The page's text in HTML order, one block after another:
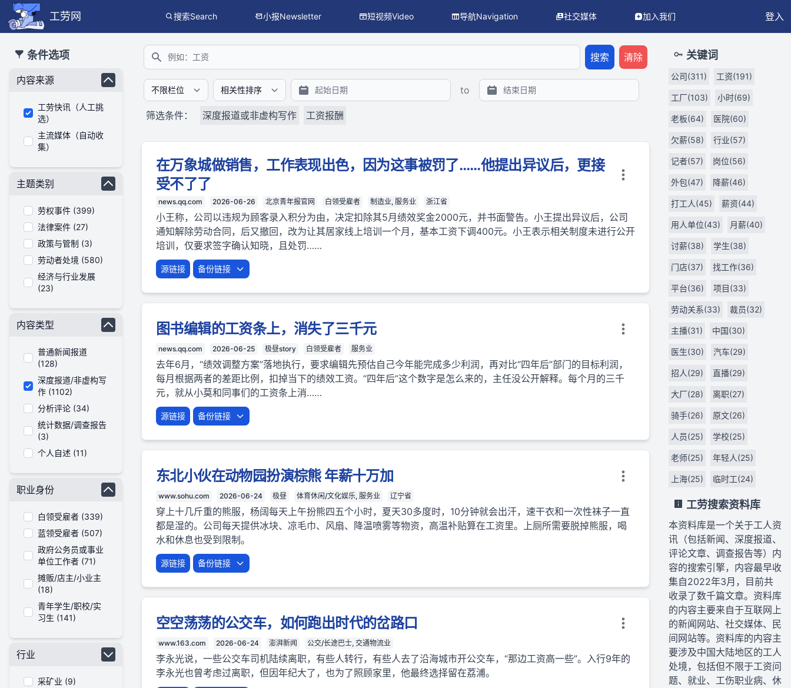
工劳网 搜索Search 小报Newsletter 短视频Video 导航Navigation 社交媒体 加入我们
登入
条件选项
内容来源
工劳快讯（人工挑
选）
主流媒体（自动收
集）
主题类别
劳权事件 (399)
法律案件 (27)
政策与管制 (3)
劳动者处境 (580)
经济与行业发展
(23)
内容类型
普通新闻报道
(128)
深度报道/非虚构写
作 (1102)
分析评论 (34)
统计数据/调查报告
(3)
个人自述 (11)
职业身份
白领受雇者 (339)
蓝领受雇者 (507)
政府公务员或事业
单位工作者 (71)
摊贩/店主/小业主
(18)
青年学生/职校/实
习生 (141)
行业
采矿业 (9)
搜索
搜索 清除
to
筛选条件： 深度报道或非虚构写作 工资报酬
在万象城做销售，工作表现出色，因为这事被罚了……他提出异议后，更接
受不了了
news.qq.com 2026-06-26 北京青年报官网 白领受雇者 制造业, 服务业 浙江省
小王称，公司以违规为顾客录入积分为由，决定扣除其5月绩效奖金2000元，并书面警告。小王提出异议后，公司
通知解除劳动合同，后又撤回，改为让其居家线上培训一个月，基本工资下调400元。小王表示相关制度未进行公开
培训，仅要求签字确认知晓，且处罚……
源链接 备份链接
图书编辑的工资条上，消失了三千元
news.qq.com 2026-06-25 极昼story 白领受雇者 服务业
去年6月，“绩效调整方案”落地执行，要求编辑先预估自己今年能完成多少利润，再对比“四年后”部门的目标利润，
每月根据两者的差距比例，扣掉当下的绩效工资。“四年后”这个数字是怎么来的，主任没公开解释。每个月的三千
元，就从小莫和同事们的工资条上消……
源链接 备份链接
东北小伙在动物园扮演棕熊 年薪十万加
www.sohu.com 2026-06-24 极昼 体育休闲/文化娱乐, 服务业 辽宁省
穿上十几斤重的熊服，杨阔每天上午扮熊四五个小时，夏天30多度时，10分钟就会出汗，速干衣和一次性袜子一直
都是湿的。公司每天提供冰块、凉毛巾、风扇、降温喷雾等物资，高温补贴算在工资里。上厕所需要脱掉熊服，喝
水和休息也受到限制。
源链接 备份链接
空空荡荡的公交车，如何跑出时代的岔路口
www.163.com 2026-06-24 澎湃新闻 公交/长途巴士, 交通物流业
李永光说，一些公交车司机陆续离职，有些人转行，有些人去了沿海城市开公交车，“那边工资高一些”。入行9年的
李永光也曾考虑过离职，但因年纪大了，也为了照顾家里，他最终选择留在荔浦。
关键词
公司(311) 工资(191)
工厂(103) 小时(69)
老板(64) 医院(60)
欠薪(58) 行业(57)
记者(57) 岗位(56)
外包(47) 降薪(46)
打工人(45) 薪资(44)
用人单位(43) 月薪(40)
讨薪(38) 学生(38)
门店(37) 找工作(36)
平台(36) 项目(33)
劳动关系(33) 裁员(32)
主播(31) 中国(30)
医生(30) 汽车(29)
招人(29) 直播(29)
大厂(28) 离职(27)
骑手(26) 原文(26)
人员(25) 学校(25)
老师(25) 年轻人(25)
上海(25) 临时工(24)
工劳搜索资料库
本资料库是一个关于工人资
讯（包括新闻、深度报道、
评论文章、调查报告等）内
容的搜索引擎，内容最早收
集自2022年3月，目前共
收录了数千篇文章。资料库
的内容主要来自于互联网上
的新闻网站、社交媒体、民
间网站等。资料库的内容主
要涉及中国大陆地区的工人
处境，包括但不限于工资问
题、就业、工伤职业病、休